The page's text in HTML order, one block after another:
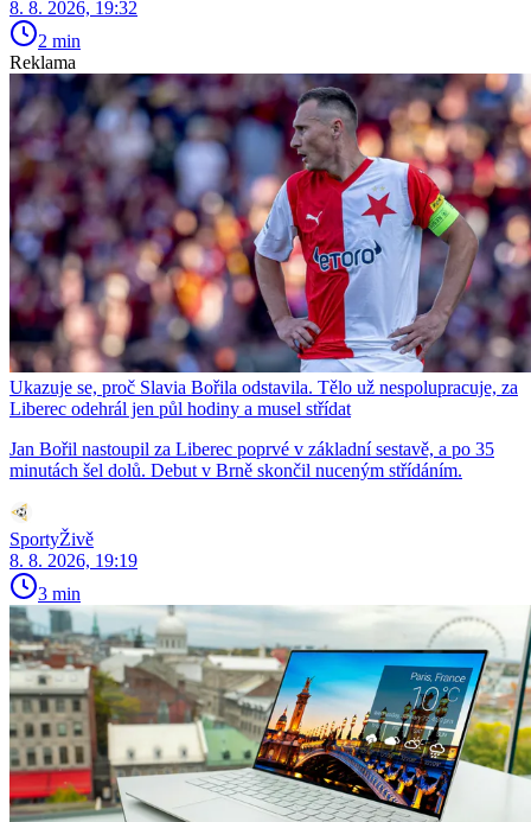
8. 8. 2026, 19:32
2 min
Reklama
Ukazuje se, proč Slavia Bořila odstavila. Tělo už nespolupracuje, za
Liberec odehrál jen půl hodiny a musel střídat
Jan Bořil nastoupil za Liberec poprvé v základní sestavě, a po 35
minutách šel dolů. Debut v Brně skončil nuceným střídáním.
SportyŽivě
8. 8. 2026, 19:19
3 min